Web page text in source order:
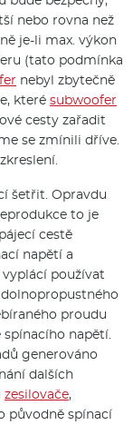
nebo rovna než
je-li max. výkon
(tato podmínka
nebyl zbytečně
které subwoofer
cesty zařadit
se zmínili dříve.
šetřit. Opravdu
to je
cestě
napětí a
používat
proudu
napětí.
generováno
dalších
zesilovače,
původně spínací